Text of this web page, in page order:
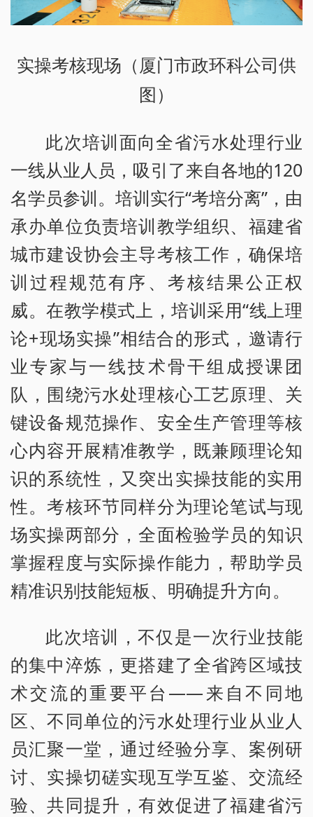
实操考核现场（厦门市政环科公司供
图）
此次培训面向全省污水处理行业
一线从业人员，吸引了来自各地的120
名学员参训。培训实行“考培分离”，由
承办单位负责培训教学组织、福建省
城市建设协会主导考核工作，确保培
训过程规范有序、考核结果公正权
威。在教学模式上，培训采用“线上理
论+现场实操”相结合的形式，邀请行
业专家与一线技术骨干组成授课团
队，围绕污水处理核心工艺原理、关
键设备规范操作、安全生产管理等核
心内容开展精准教学，既兼顾理论知
识的系统性，又突出实操技能的实用
性。考核环节同样分为理论笔试与现
场实操两部分，全面检验学员的知识
掌握程度与实际操作能力，帮助学员
精准识别技能短板、明确提升方向。
此次培训，不仅是一次行业技能
的集中淬炼，更搭建了全省跨区域技
术交流的重要平台——来自不同地
区、不同单位的污水处理行业从业人
员汇聚一堂，通过经验分享、案例研
讨、实操切磋实现互学互鉴、交流经
验、共同提升，有效促进了福建省污